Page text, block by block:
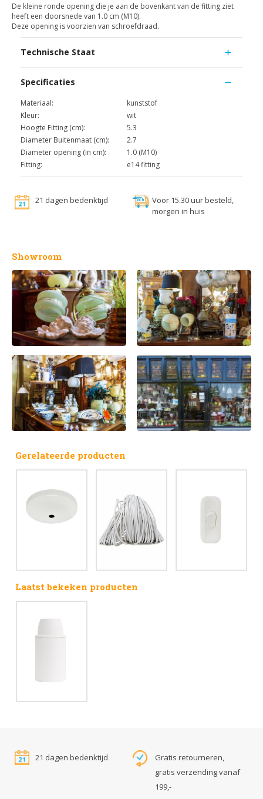
De kleine ronde opening die je aan de bovenkant van de fitting ziet
heeft een doorsnede van 1.0 cm (M10).
Deze opening is voorzien van schroefdraad.
Technische Staat
Specificaties
Materiaal:
kunststof
Kleur:
wit
Hoogte Fitting (cm):
5.3
Diameter Buitenmaat (cm):
2.7
Diameter opening (in cm):
1.0 (M10)
Fitting:
e14 fitting
21 dagen bedenktijd
Voor 15.30 uur besteld,
morgen in huis
Showroom
Gerelateerde producten
Laatst bekeken producten
21 dagen bedenktijd
Gratis retourneren,
gratis verzending vanaf
199,-